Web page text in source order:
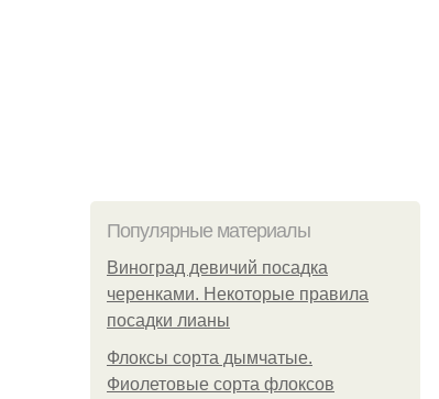
Популярные материалы
Виноград девичий посадка
черенками. Некоторые правила
посадки лианы
Флоксы сорта дымчатые.
Фиолетовые сорта флоксов